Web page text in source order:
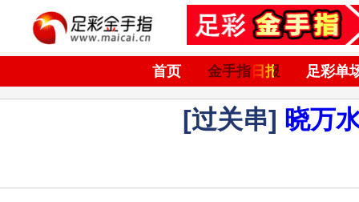
首页 金手指日报 足彩单
[过关串] 晓万